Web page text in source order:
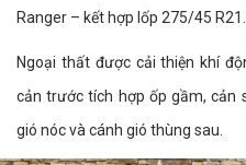
Ranger – kết hợp lốp 275/45 R21.
Ngoại thất được cải thiện khí
cản trước tích hợp ốp gầm, cản
gió nóc và cánh gió thùng sau.